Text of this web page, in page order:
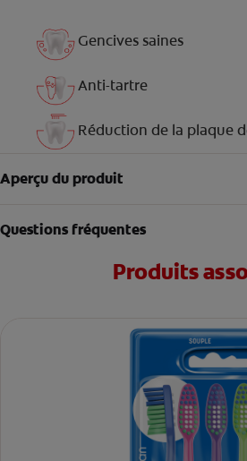
Gencives saines
Anti-tartre
Réduction de la plaque
Aperçu du produit
Questions fréquentes
Produits